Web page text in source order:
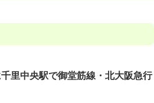
里中央駅で御堂筋線・北大阪急行